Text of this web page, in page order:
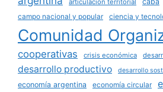
articulación territorial
campo nacional y popular
ciencia y
Comunidad
cooperativas crisis económica
desarrollo productivo desarrollo
economía argentina economía circular